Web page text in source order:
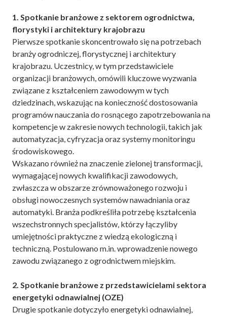
1. Spotkanie branżowe z sektorem ogrodnictwa,
florystyki i architektury krajobrazu
Pierwsze spotkanie skoncentrowało się na potrzebach
branży ogrodniczej, florystycznej i architektury
krajobrazu. Uczestnicy, w tym przedstawiciele
organizacji branżowych, omówili kluczowe wyzwania
związane z kształceniem zawodowym w tych
dziedzinach, wskazując na konieczność dostosowania
programów nauczania do rosnącego zapotrzebowania na
kompetencje w zakresie nowych technologii, takich jak
automatyzacja, cyfryzacja oraz systemy monitoringu
środowiskowego.
Wskazano również na znaczenie zielonej transformacji,
wymagającej nowych kwalifikacji zawodowych,
zwłaszcza w obszarze zrównoważonego rozwoju i
obsługi nowoczesnych systemów nawadniania oraz
automatyki. Branża podkreśliła potrzebę kształcenia
wszechstronnych specjalistów, którzy łączyliby
umiejętności praktyczne z wiedzą ekologiczną i
techniczną. Postulowano m.in. wprowadzenie nowego
zawodu związanego z ogrodnictwem miejskim.
2. Spotkanie branżowe z przedstawicielami sektora
energetyki odnawialnej (OZE)
Drugie spotkanie dotyczyło energetyki odnawialnej,